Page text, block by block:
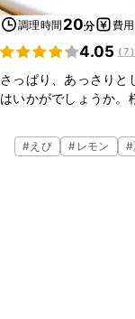
調理時間 20分 費
4.05 (7)
さっぱり、あっさりと
はいかがでしょうか。
ててくれます。あっ
ので、一度食べたら
#えび #レモン #